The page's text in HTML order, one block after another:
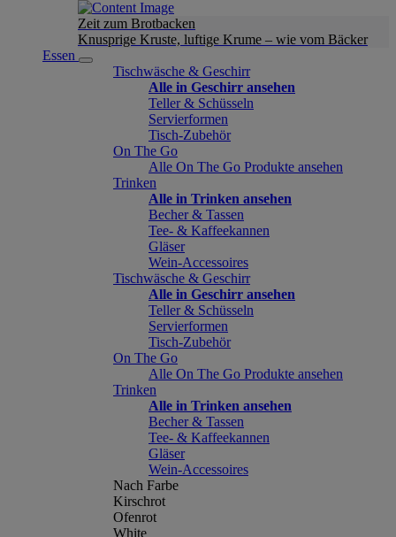
Zeit zum Brotbacken
Knusprige Kruste, luftige Krume – wie vom Bäcker
Essen
Tischwäsche & Geschirr
Alle in Geschirr ansehen
Teller & Schüsseln
Servierformen
Tisch-Zubehör
On The Go
Alle On The Go Produkte ansehen
Trinken
Alle in Trinken ansehen
Becher & Tassen
Tee- & Kaffeekannen
Gläser
Wein-Accessoires
Tischwäsche & Geschirr
Alle in Geschirr ansehen
Teller & Schüsseln
Servierformen
Tisch-Zubehör
On The Go
Alle On The Go Produkte ansehen
Trinken
Alle in Trinken ansehen
Becher & Tassen
Tee- & Kaffeekannen
Gläser
Wein-Accessoires
Nach Farbe
Kirschrot
Ofenrot
White